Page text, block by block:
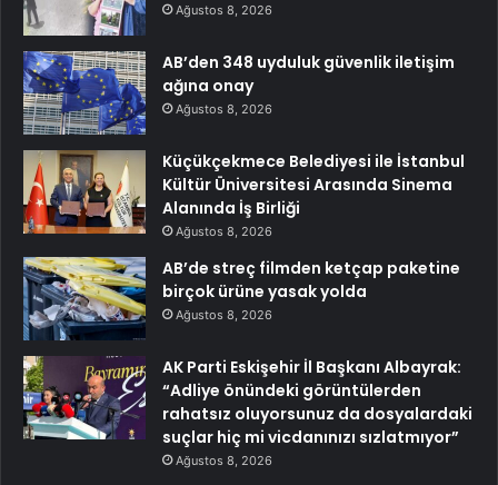
Ağustos 8, 2026
AB’den 348 uyduluk güvenlik iletişim
ağına onay
Ağustos 8, 2026
Küçükçekmece Belediyesi ile İstanbul
Kültür Üniversitesi Arasında Sinema
Alanında İş Birliği
Ağustos 8, 2026
AB’de streç filmden ketçap paketine
birçok ürüne yasak yolda
Ağustos 8, 2026
AK Parti Eskişehir İl Başkanı Albayrak:
“Adliye önündeki görüntülerden
rahatsız oluyorsunuz da dosyalardaki
suçlar hiç mi vicdanınızı sızlatmıyor”
Ağustos 8, 2026